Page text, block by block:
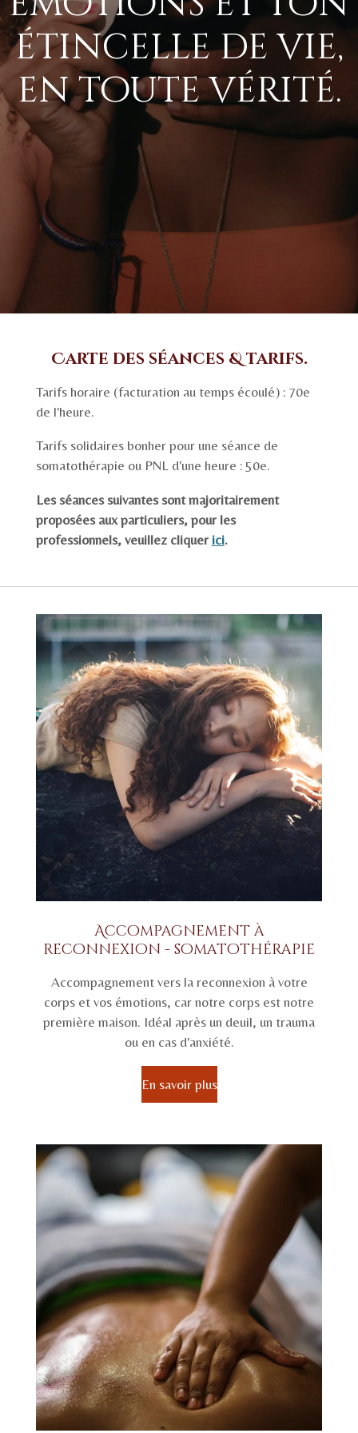
étincelle de vie,
en toute vérité.
Carte des séances & tarifs.
Tarifs horaire (facturation au temps écoulé) : 70e
de l'heure.
Tarifs solidaires bonher pour une séance de
somatothérapie ou PNL d'une heure : 50e.
Les séances suivantes sont majoritairement
proposées aux particuliers, pour les
professionnels, veuillez cliquer ici.
Accompagnement à
reconnexion - somatothérapie
Accompagnement vers la reconnexion à votre
corps et vos émotions, car notre corps est notre
première maison. Idéal après un deuil, un trauma
ou en cas d'anxiété.
En savoir plus